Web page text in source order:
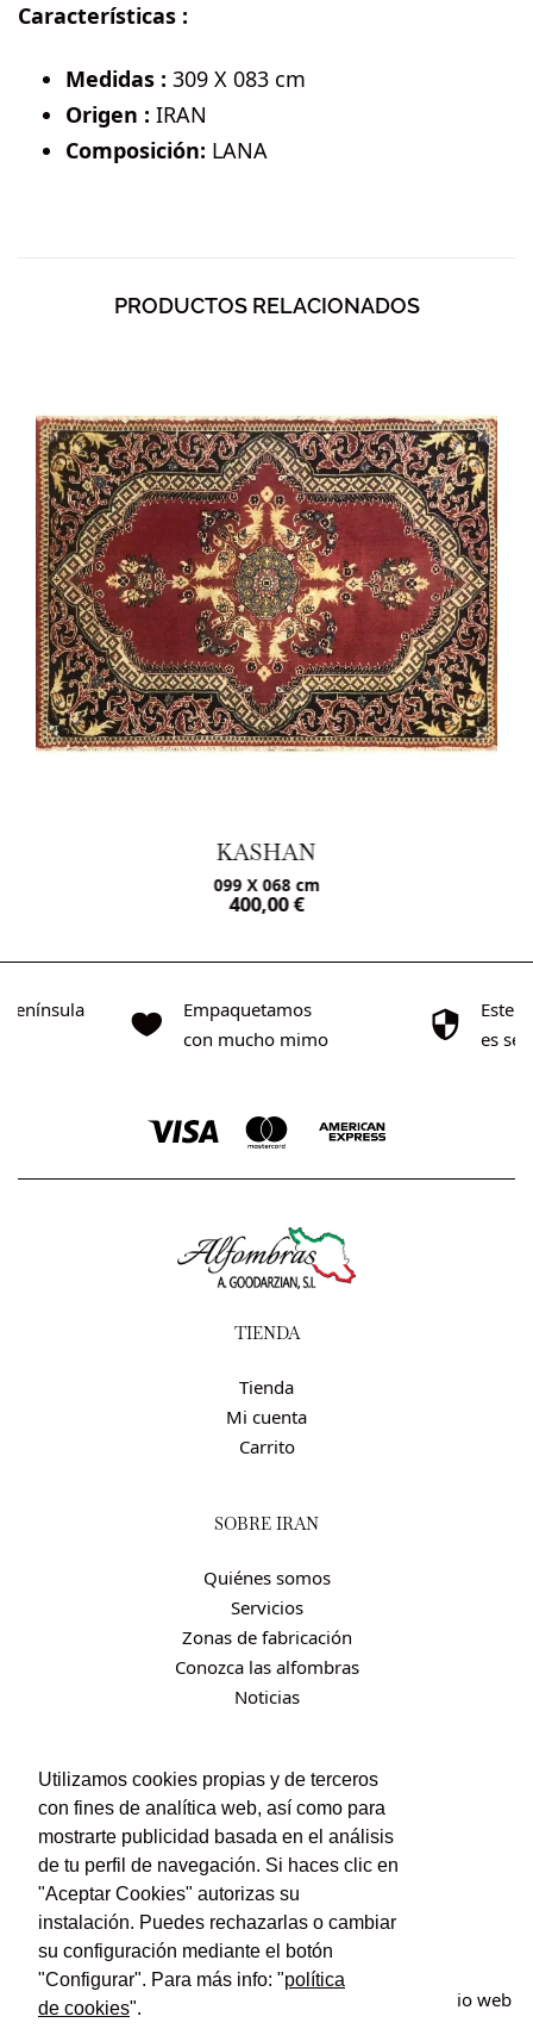
Características :
Medidas : 309 X 083 cm
Origen : IRAN
Composición: LANA
PRODUCTOS RELACIONADOS
KASHAN
099 X 068 cm
400,00€
Empaquetamos
con mucho mimo
Este
es
TIENDA
Tienda
Mi cuenta
Carrito
SOBRE IRÁN
Quiénes somos
Servicios
Zonas de fabricación
Conozca las alfombras
Noticias
CONTACTO
Contacto
Política de privacidad
Política de cookies
Condiciones de uso y contratación
© Irán Alfombras. Todos los derechos reservados. Sitio web
Utilizamos cookies propias y de terceros
con fines de analítica web, así como para
mostrarte publicidad basada en el análisis
de tu perfil de navegación. Si haces clic en
"Aceptar Cookies" autorizas su
instalación. Puedes rechazarlas o cambiar
su configuración mediante el botón
"Configurar". Para más info: "política
de cookies".